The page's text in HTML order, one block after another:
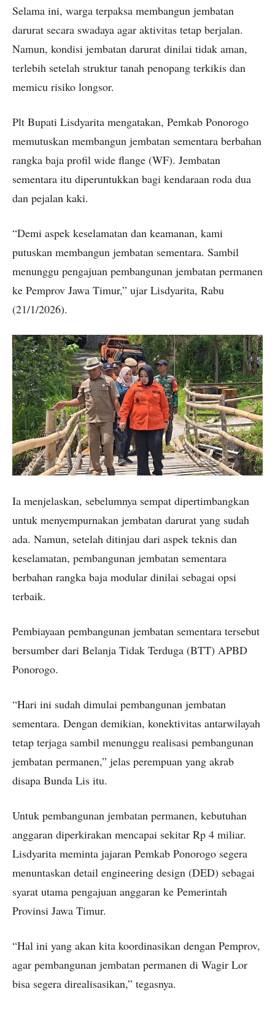
Selama ini, warga terpaksa membangun jembatan
darurat secara swadaya agar aktivitas tetap berjalan.
Namun, kondisi jembatan darurat dinilai tidak aman,
terlebih setelah struktur tanah penopang terkikis dan
memicu risiko longsor.
Plt Bupati Lisdyarita mengatakan, Pemkab Ponorogo
memutuskan membangun jembatan sementara berbahan
rangka baja profil wide flange (WF). Jembatan
sementara itu diperuntukkan bagi kendaraan roda dua
dan pejalan kaki.
“Demi aspek keselamatan dan keamanan, kami
putuskan membangun jembatan sementara. Sambil
menunggu pengajuan pembangunan jembatan permanen
ke Pemprov Jawa Timur,” ujar Lisdyarita, Rabu
(21/1/2026).
Ia menjelaskan, sebelumnya sempat dipertimbangkan
untuk menyempurnakan jembatan darurat yang sudah
ada. Namun, setelah ditinjau dari aspek teknis dan
keselamatan, pembangunan jembatan sementara
berbahan rangka baja modular dinilai sebagai opsi
terbaik.
Pembiayaan pembangunan jembatan sementara tersebut
bersumber dari Belanja Tidak Terduga (BTT) APBD
Ponorogo.
“Hari ini sudah dimulai pembangunan jembatan
sementara. Dengan demikian, konektivitas antarwilayah
tetap terjaga sambil menunggu realisasi pembangunan
jembatan permanen,” jelas perempuan yang akrab
disapa Bunda Lis itu.
Untuk pembangunan jembatan permanen, kebutuhan
anggaran diperkirakan mencapai sekitar Rp 4 miliar.
Lisdyarita meminta jajaran Pemkab Ponorogo segera
menuntaskan detail engineering design (DED) sebagai
syarat utama pengajuan anggaran ke Pemerintah
Provinsi Jawa Timur.
“Hal ini yang akan kita koordinasikan dengan Pemprov,
agar pembangunan jembatan permanen di Wagir Lor
bisa segera direalisasikan,” tegasnya.